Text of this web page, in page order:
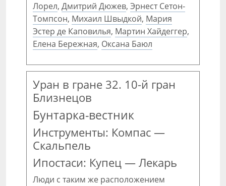
Лорел, Дмитрий Дюжев, Эрнест Сетон-
Томпсон, Михаил Швыдкой, Мария
Эстер де Каповилья, Мартин Хайдеггер,
Елена Бережная, Оксана Баюл
Уран в гране 32. 10-й гран
Близнецов
Бунтарка-вестник
Инструменты: Компас —
Скальпель
Ипостаси: Купец — Лекарь
Люди с таким же расположением